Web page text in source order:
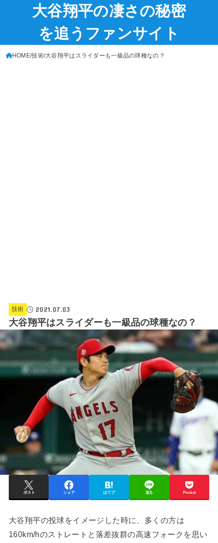
大谷翔平の凄さの秘密
を追うファンサイト
HOME 技術 大谷翔平はスライダーも一級品の球種なの？
技術 2021.07.03
大谷翔平はスライダーも一級品の球種なの？
ポスト シェア はてブ 送る Pocket
大谷翔平の投球をイメージした時に、多くの方は
160km/hのストレートと落差抜群の高速フォークを思い